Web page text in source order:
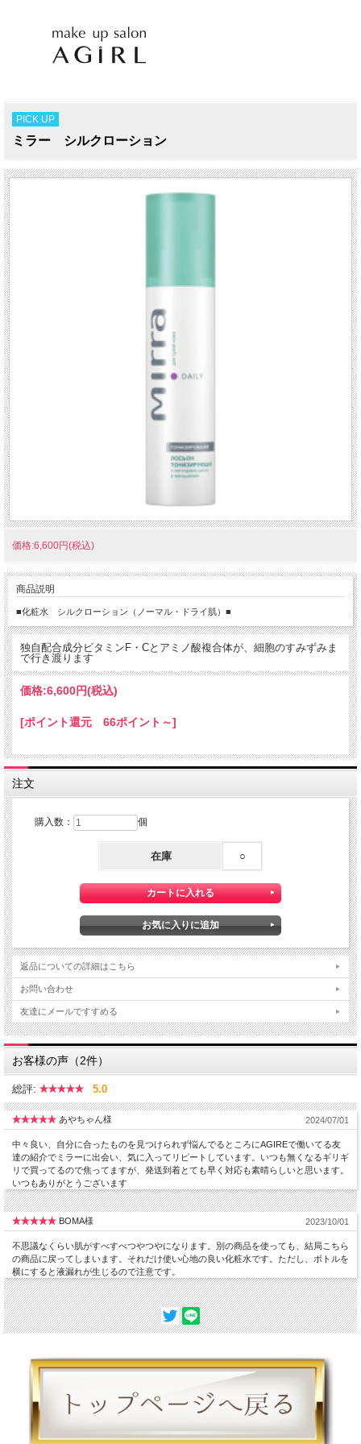
PICK UP
ミラー シルクローション
価格:6,600円(税込)
商品説明
■化粧水 シルクローション（ノーマル・ドライ肌）■
独自配合成分ビタミンF・Cとアミノ酸複合体が、細胞のすみずみま
で行き渡ります
価格:6,600円(税込)
[ポイント還元 66ポイント～]
注文
購入数： 個
在庫 ○
返品についての詳細はこちら
お問い合わせ
友達にメールですすめる
お客様の声（2件）
総評: 5.0
あやちゃん様 2024/07/01
中々良い、自分に合ったものを見つけられず悩んでるところにAGIREで働いてる友
達の紹介でミラーに出会い、気に入ってリピートしています。いつも無くなるギリギ
リで買ってるので焦ってますが、発送到着とても早く対応も素晴らしいと思います。
いつもありがとうございます
BOMA様 2023/10/01
不思議なくらい肌がすべすべつやつやになります。別の商品を使っても、結局こちら
の商品に戻ってしまいます。それだけ使い心地の良い化粧水です。ただし、ボトルを
横にすると液漏れが生じるので注意です。